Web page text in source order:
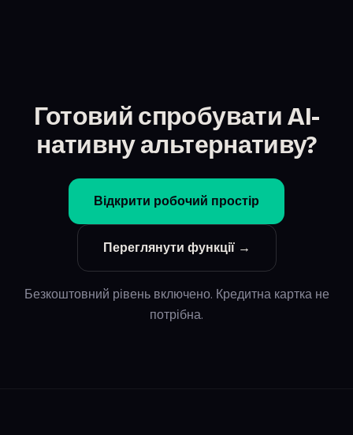
Готовий спробувати AI-
нативну альтернативу?
Відкрити робочий простір
Переглянути функції →
Безкоштовний рівень включено. Кредитна картка не
потрібна.